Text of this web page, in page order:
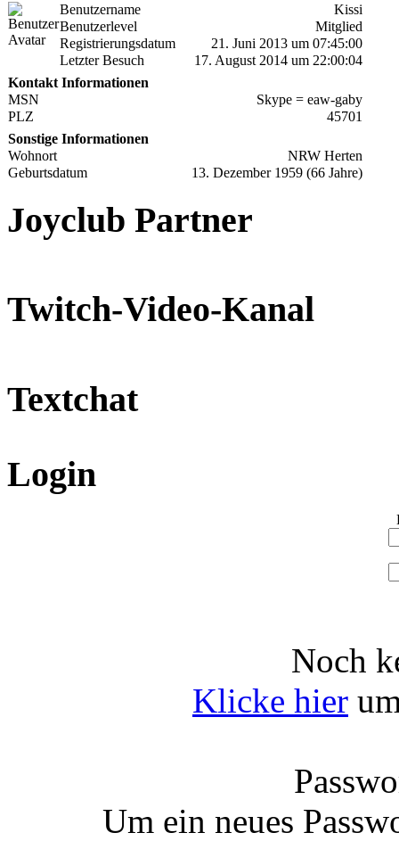
Benutzername
Kissi
Benutzerlevel
Mitglied
Registrierungsdatum
21. Juni 2013 um 07:45:00
Letzter Besuch
17. August 2014 um 22:00:04
Kontakt Informationen
MSN
Skype = eaw-gaby
PLZ
45701
Sonstige Informationen
Wohnort
NRW Herten
Geburtsdatum
13. Dezember 1959 (66 Jahre)
Joyclub Partner
Twitch-Video-Kanal
Textchat
Login
Noch
Klicke hier
Um ein neues